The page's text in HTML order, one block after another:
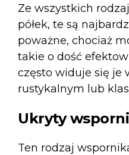
Ze wszystkich
półek, te są
poważne, chociaż
takie o dość
często widuje się je
rustykalnym lub
Ukryty
Ten rodzaj